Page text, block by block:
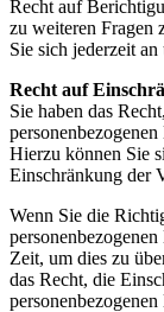
Recht auf
zu weiteren Fragen
Sie sich jederzeit an
Recht auf
Sie haben das
Hierzu können Sie
Einschränkung der
Wenn Sie die
Zeit, um dies zu
das Recht, die